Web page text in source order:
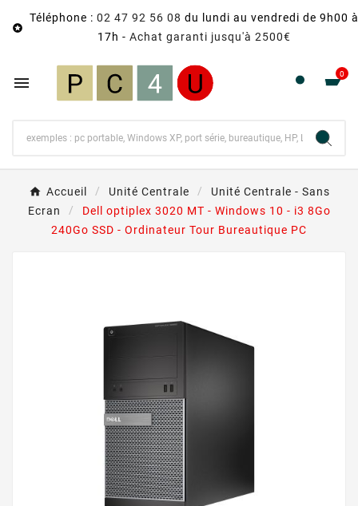

Téléphone : 02 47 92 56 08 du lundi au vendredi de 9h00 à
17h - Achat garanti jusqu'à 2500€
 0
Accueil Unité Centrale
Unité Centrale - Sans
Ecran
Dell optiplex 3020 MT - Windows 10 - i3 8Go
240Go SSD - Ordinateur Tour Bureautique PC